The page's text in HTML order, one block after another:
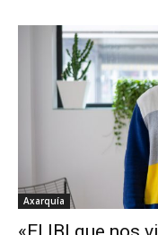
Axarquía